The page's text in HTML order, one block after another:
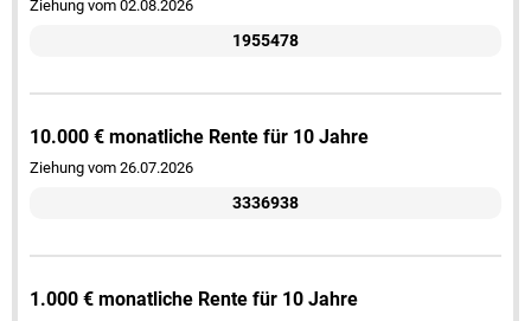
Ziehung vom 02.08.2026
1955478
10.000 € monatliche Rente für 10 Jahre
Ziehung vom 26.07.2026
3336938
1.000 € monatliche Rente für 10 Jahre